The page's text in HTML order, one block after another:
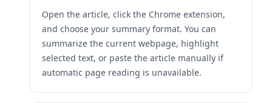
Open the article, click the Chrome extension,
and choose your summary format. You can
summarize the current webpage, highlight
selected text, or paste the article manually if
automatic page reading is unavailable.